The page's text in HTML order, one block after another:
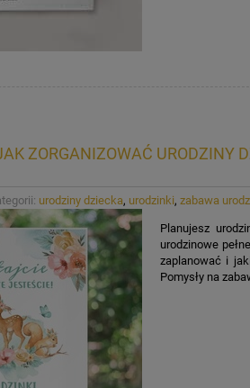
ZORGANIZOWAĆ URODZINY
urodziny dziecka, urodzinki, zabawa
Planujesz
urodzinowe
zaplanować i
Pomysły na